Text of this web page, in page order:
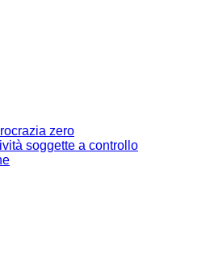
zero
soggette a controllo